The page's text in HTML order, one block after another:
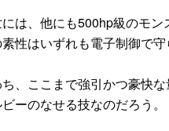
は、他にも500hp級のモン
性はいずれも電子制御で
、ここまで強引かつ豪快
ーのなせる技なのだろう。